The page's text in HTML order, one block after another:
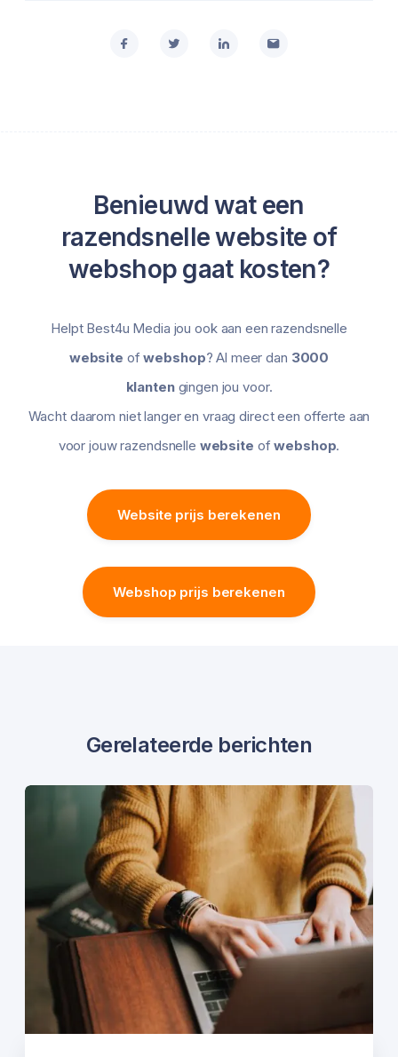
Benieuwd wat een
razendsnelle website of
webshop gaat kosten?
Helpt Best4u Media jou ook aan een razendsnelle
website ofwebshop? Al meer dan 3000
klantengingen jou voor.
Wacht daarom niet langer en vraag direct een offerte aan
voor jouw razendsnelle website ofwebshop.
Website prijs berekenen
Webshop prijs berekenen
Gerelateerde berichten